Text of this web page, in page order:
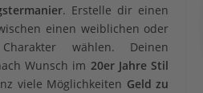
. Erstelle dir einen
einen weiblichen oder
wählen. Deinen
Wunsch im 20er Jahre Stil
viele Möglichkeiten Geld zu